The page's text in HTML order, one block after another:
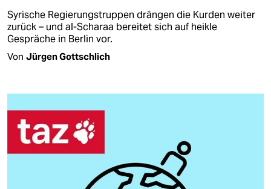
Syrische Regierungstruppen drängen die Kurden weiter
zurück – und al-Scharaa bereitet sich auf heikle
Gespräche in Berlin vor.
Von Jürgen Gottschlich